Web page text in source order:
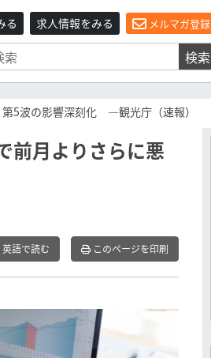
る 求人情報をみる メルマガ登録
検索
5波の影響深刻化 ―観光庁（速報）
前月よりさらに悪
英語で読む このページを印刷